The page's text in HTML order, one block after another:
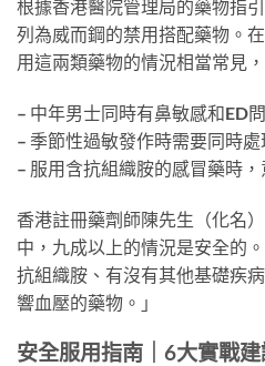
根據香港醫院管理局的藥物指
列為威而鋼的禁用搭配藥物。
用這兩類藥物的情況相當常見，
– 中年男士同時有鼻敏感和ED
– 季節性過敏發作時需要同時
– 服用含抗組織胺的感冒藥時
香港註冊藥劑師陳先生（化名
中，九成以上的情況是安全的
抗組織胺、有沒有其他基礎疾
響血壓的藥物。」
安全服用指南｜6大實戰